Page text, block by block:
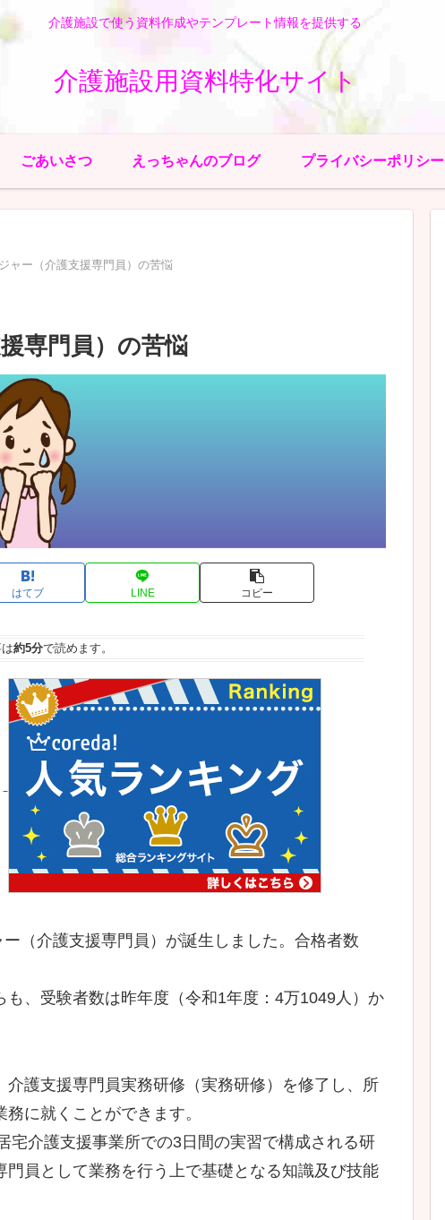
介護施設で使う資料作成やテンプレート情報を提供する
介護施設用資料特化サイト
ごあいさつ えっちゃんのブログ プライバシーポリシー
ャー（介護支援専門員）の苦悩
専門員）の苦悩
はてブ LINE コピー
約5分で読めます。
（介護支援専門員）が誕生しました。合格者数
、受験者数は昨年度（令和1年度：4万1049人）か
護支援専門員実務研修（実務研修）を修了し、所
に就くことができます。
宅介護支援事業所での3日間の実習で構成される研
員として業務を行う上で基礎となる知識及び技能